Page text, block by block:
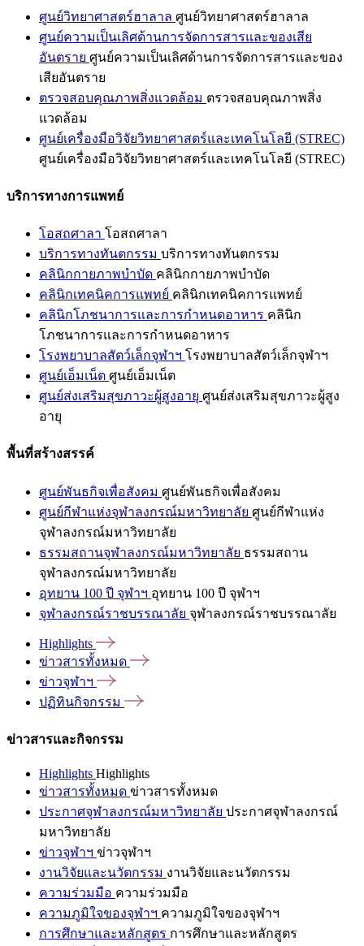
ศูนย์วิทยาศาสตร์ฮาลาล ศูนย์วิทยาศาสตร์ฮาลาล
ศูนย์ความเป็นเลิศด้านการจัดการสารและของเสีย
อันตราย ศูนย์ความเป็นเลิศด้านการจัดการสารและของ
เสียอันตราย
ตรวจสอบคุณภาพสิ่งแวดล้อม ตรวจสอบคุณภาพสิ่ง
แวดล้อม
ศูนย์เครื่องมือวิจัยวิทยาศาสตร์และเทคโนโลยี (STREC)
ศูนย์เครื่องมือวิจัยวิทยาศาสตร์และเทคโนโลยี (STREC)
บริการทางการแพทย์
โอสถศาลา โอสถศาลา
บริการทางทันตกรรม บริการทางทันตกรรม
คลินิกกายภาพบำบัด คลินิกกายภาพบำบัด
คลินิกเทคนิคการแพทย์ คลินิกเทคนิคการแพทย์
คลินิกโภชนาการและการกำหนดอาหาร คลินิก
โภชนาการและการกำหนดอาหาร
โรงพยาบาลสัตว์เล็กจุฬาฯ โรงพยาบาลสัตว์เล็กจุฬาฯ
ศูนย์เอ็มเน็ต ศูนย์เอ็มเน็ต
ศูนย์ส่งเสริมสุขภาวะผู้สูงอายุ ศูนย์ส่งเสริมสุขภาวะผู้สูง
อายุ
พื้นที่สร้างสรรค์
ศูนย์พันธกิจเพื่อสังคม ศูนย์พันธกิจเพื่อสังคม
ศูนย์กีฬาแห่งจุฬาลงกรณ์มหาวิทยาลัย ศูนย์กีฬาแห่ง
จุฬาลงกรณ์มหาวิทยาลัย
ธรรมสถานจุฬาลงกรณ์มหาวิทยาลัย ธรรมสถาน
จุฬาลงกรณ์มหาวิทยาลัย
อุทยาน 100 ปี จุฬาฯ อุทยาน 100 ปี จุฬาฯ
จุฬาลงกรณ์ราชบรรณาลัย จุฬาลงกรณ์ราชบรรณาลัย
Highlights
ข่าวสารทั้งหมด
ข่าวจุฬาฯ
ปฏิทินกิจกรรม
ข่าวสารและกิจกรรม
Highlights Highlights
ข่าวสารทั้งหมด ข่าวสารทั้งหมด
ประกาศจุฬาลงกรณ์มหาวิทยาลัย ประกาศจุฬาลงกรณ์
มหาวิทยาลัย
ข่าวจุฬาฯ ข่าวจุฬาฯ
งานวิจัยและนวัตกรรม งานวิจัยและนวัตกรรม
ความร่วมมือ ความร่วมมือ
ความภูมิใจของจุฬาฯ ความภูมิใจของจุฬาฯ
การศึกษาและหลักสูตร การศึกษาและหลักสูตร